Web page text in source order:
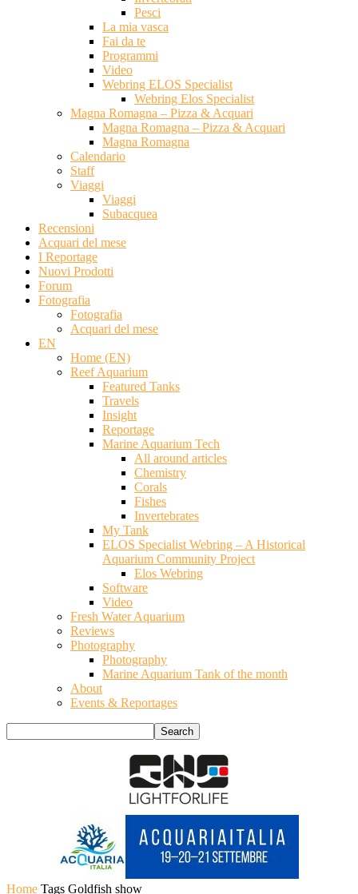
Pesci
La mia vasca
Fai da te
Programmi
Video
Webring ELOS Specialist
Webring Elos Specialist
Magna Romagna – Pizza & Acquari
Magna Romagna – Pizza & Acquari
Magna Romagna
Calendario
Staff
Viaggi
Viaggi
Subacquea
Recensioni
Acquari del mese
I Reportage
Nuovi Prodotti
Forum
Fotografia
Fotografia
Acquari del mese
EN
Home (EN)
Reef Aquarium
Featured Tanks
Travels
Insight
Reportage
Marine Aquarium Tech
All around articles
Chemistry
Corals
Fishes
Invertebrates
My Tank
ELOS Specialist Webring – A Historical
Aquarium Community Project
Elos Webring
Software
Video
Fresh Water Aquarium
Reviews
Photography
Photography
Marine Aquarium Tank of the month
About
Events & Reportages
Home Tags Goldfish show